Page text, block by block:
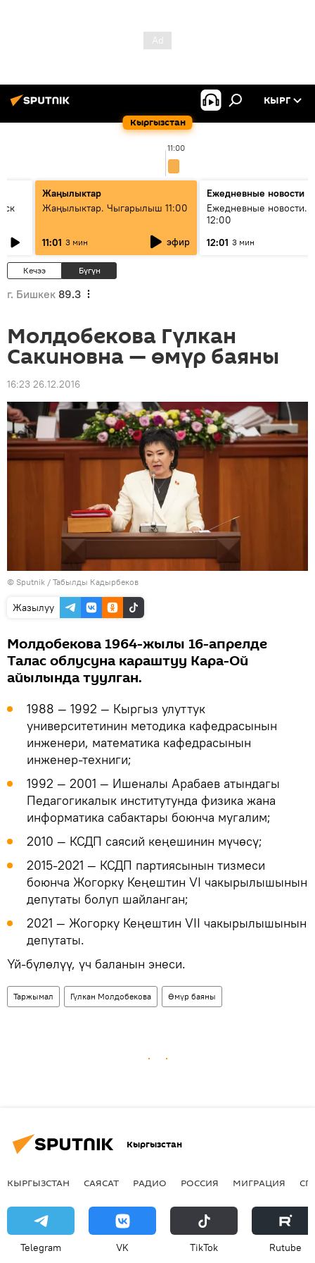
Кыргызстан
КЫРГ
11:00
Жаңылыктар
Жаңылыктар. Чыгарылыш 11:00
11:01 3 мин эфир
Ежедневные новости
Ежедневные новости.
12:00
12:01 3 мин
Кечээ Бүгүн
г. Бишкек 89.3
Молдобекова Гүлкан
Сакиновна — өмүр баяны
16:23 26.12.2016
© Sputnik / Табылды Кадырбеков
Жазылуу
Молдобекова 1964-жылы 16-апрелде
Талас облусуна караштуу Кара-Ой
айылында туулган.
1988 — 1992 — Кыргыз улуттук
университетинин методика кафедрасынын
инженери, математика кафедрасынын
инженер-техниги;
1992 — 2001 — Ишеналы Арабаев атындагы
Педагогикалык институтунда физика жана
информатика сабактары боюнча мугалим;
2010 — КСДП саясий кеңешинин мүчөсү;
2015-2021 — КСДП партиясынын тизмеси
боюнча Жогорку Кеңештин VI чакырылышынын
депутаты болуп шайланган;
2021 — Жогорку Кеңештин VII чакырылышынын
депутаты.
Үй-бүлөлүү, үч баланын энеси.
Таржымал Гүлкан Молдобекова Өмүр баяны
Кыргызстан
КЫРГЫЗСТАН САЯСАТ РАДИО РОССИЯ МИГРАЦИЯ
Telegram VK ТikТоk Rutube